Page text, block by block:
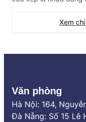
không gian mở, nhà
tắm nhờ khả năng tối
Xem
Văn phòng
Hà Nội: 164,
Đà Nẵng: Số 15 Lê